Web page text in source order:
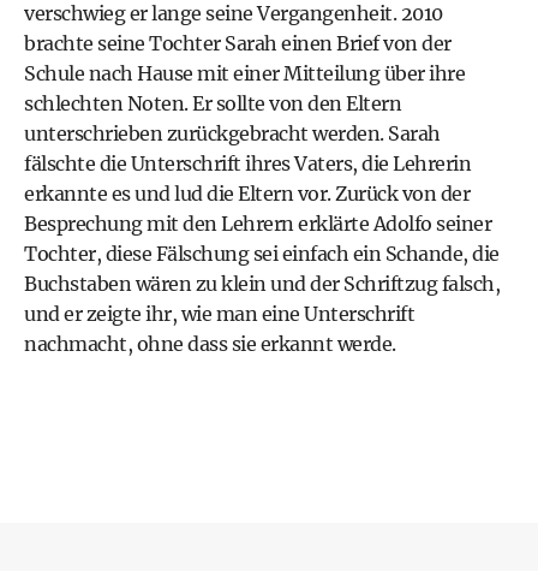
verschwieg er lange seine Vergangenheit. 2010
brachte seine Tochter Sarah einen Brief von der
Schule nach Hause mit einer Mitteilung über ihre
schlechten Noten. Er sollte von den Eltern
unterschrieben zurückgebracht werden. Sarah
fälschte die Unterschrift ihres Vaters, die Lehrerin
erkannte es und lud die Eltern vor. Zurück von der
Besprechung mit den Lehrern erklärte Adolfo seiner
Tochter, diese Fälschung sei einfach ein Schande, die
Buchstaben wären zu klein und der Schriftzug falsch,
und er zeigte ihr, wie man eine Unterschrift
nachmacht, ohne dass sie erkannt werde.